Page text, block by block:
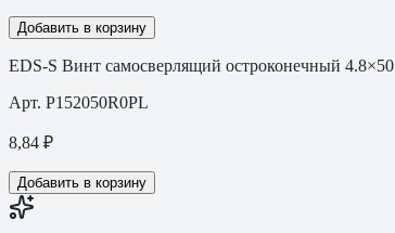
Добавить в корзину
EDS-S Винт самосверлящий остроконечный 4.8×50
Арт. P152050R0PL
8,84 ₽
Добавить в корзину